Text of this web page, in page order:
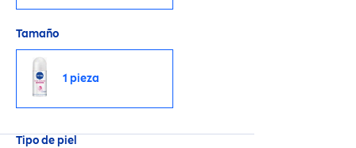
Tamaño
1 pieza
Tipo de piel